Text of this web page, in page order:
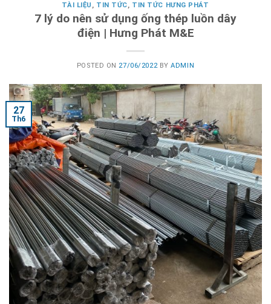
TÀI LIỆU , TIN TỨC, TIN TỨC HƯNG PHÁT
7 lý do nên sử dụng ống thép luồn dây
điện | Hưng Phát M&E
POSTED ON 27/06/2022BYADMIN
27
Th6